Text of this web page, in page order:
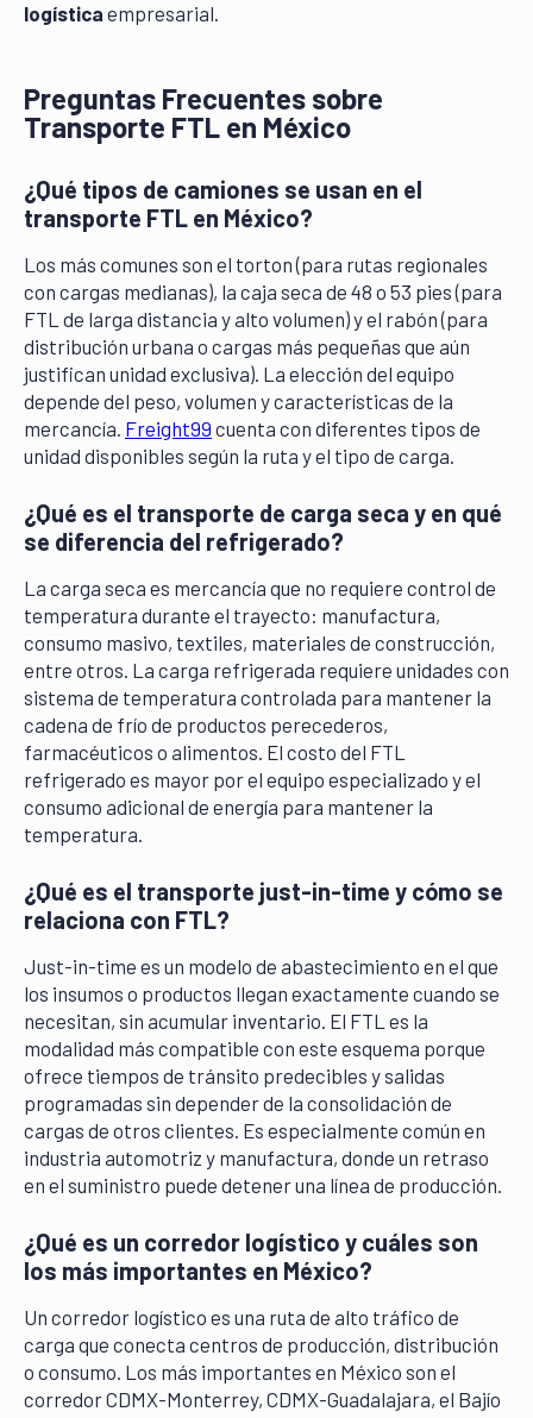
logística empresarial.
Preguntas Frecuentes sobre
Transporte FTL en México
¿Qué tipos de camiones se usan en el
transporte FTL en México?
Los más comunes son el torton (para rutas regionales
con cargas medianas), la caja seca de 48 o 53 pies (para
FTL de larga distancia y alto volumen) y el rabón (para
distribución urbana o cargas más pequeñas que aún
justifican unidad exclusiva). La elección del equipo
depende del peso, volumen y características de la
mercancía. Freight99 cuenta con diferentes tipos de
unidad disponibles según la ruta y el tipo de carga.
¿Qué es el transporte de carga seca y en qué
se diferencia del refrigerado?
La carga seca es mercancía que no requiere control de
temperatura durante el trayecto: manufactura,
consumo masivo, textiles, materiales de construcción,
entre otros. La carga refrigerada requiere unidades con
sistema de temperatura controlada para mantener la
cadena de frío de productos perecederos,
farmacéuticos o alimentos. El costo del FTL
refrigerado es mayor por el equipo especializado y el
consumo adicional de energía para mantener la
temperatura.
¿Qué es el transporte just-in-time y cómo se
relaciona con FTL?
Just-in-time es un modelo de abastecimiento en el que
los insumos o productos llegan exactamente cuando se
necesitan, sin acumular inventario. El FTL es la
modalidad más compatible con este esquema porque
ofrece tiempos de tránsito predecibles y salidas
programadas sin depender de la consolidación de
cargas de otros clientes. Es especialmente común en
industria automotriz y manufactura, donde un retraso
en el suministro puede detener una línea de producción.
¿Qué es un corredor logístico y cuáles son
los más importantes en México?
Un corredor logístico es una ruta de alto tráfico de
carga que conecta centros de producción, distribución
o consumo. Los más importantes en México son el
corredor CDMX-Monterrey, CDMX-Guadalajara, el Bajío